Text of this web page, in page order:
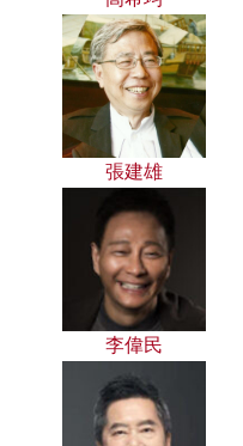
張建雄
李偉民